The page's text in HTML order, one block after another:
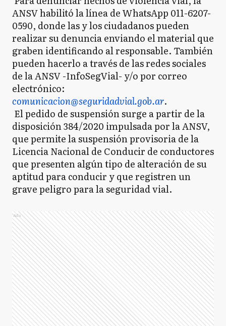
ANSV habilitó la línea de WhatsApp 011-6207-
0590, donde las y los ciudadanos pueden
realizar su denuncia enviando el material que
graben identificando al responsable. También
pueden hacerlo a través de las redes sociales
de la ANSV -InfoSegVial- y/o por correo
electrónico:
comunicacion@seguridadvial.gob.ar.
El pedido de suspensión surge a partir de la
disposición 384/2020 impulsada por la ANSV,
que permite la suspensión provisoria de la
Licencia Nacional de Conducir de conductores
que presenten algún tipo de alteración de su
aptitud para conducir y que registren un
grave peligro para la seguridad vial.
Ads